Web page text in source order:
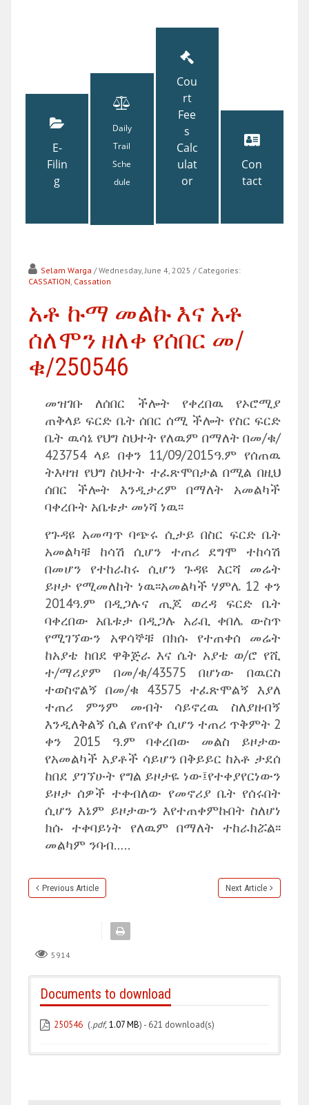
E-
Filin
g
Daily
Trail
Sche
dule
Cou
rt
Fee
s
Calc
ulat
or
Con
tact
Selam Warga / Wednesday, June 4, 2025 / Categories:
CASSATION, Cassation
አቶ ኩማ መልኩ እና አቶ
ሰለሞን ዘለቀ የሰበር መ/
ቁ/250546
መዝገቡ ለሰበር ችሎት የቀረበዉ የኦሮሚያ
ጠቅላይ ፍርድ ቤት ሰበር ሰሚ ችሎት የስር ፍርድ
ቤት ዉሳኔ የህግ ስህተት የለዉም በማለት በመ/ቁ/
423754 ላይ በቀን 11/09/2015ዓ.ም የሰጠዉ
ትእዛዝ የህግ ስህተት ተፈጽሞበታል በሚል በዚህ
ሰበር ችሎት እንዲታረም በማለት አመልካች
ባቀረቡት አቤቱታ መነሻ ነዉ፡፡
የጉዳዩ አመጣጥ ባጭሩ ሲታይ በስር ፍርድ ቤት
አመልካቹ ከሳሽ ሲሆን ተጠሪ ደግሞ ተከሳሽ
በመሆን የተከራከሩ ሲሆን ጉዳዩ እርሻ መሬት
ይዞታ የሚመለከት ነዉ፡፡አመልካች ሃምሌ 12 ቀን
2014ዓ.ም በዲጋሉና ጢጆ ወረዳ ፍርድ ቤት
ባቀረበው አቤቱታ በዲጋሉ አራቢ ቀበሌ ውስጥ
የሚገኘውን አዋሳኞቹ በክሱ የተጠቀሰ መሬት
ከአያቴ ከበደ ዋቅጅራ እና ሴት አያቴ ወ/ሮ የሺ
ተ/ማሪያም በመ/ቁ/43575 በሆነው በዉርስ
ተወስኖልኝ በመ/ቁ 43575 ተፈጽሞልኝ እያለ
ተጠሪ ምንም መብት ሳይኖረዉ ስለያዘብኝ
እንዲለቅልኝ ሲል የጠየቀ ሲሆን ተጠሪ ጥቅምት 2
ቀን 2015 ዓ.ም ባቀረበው መልስ ይዞታው
የአመልካች አያቶች ሳይሆን በቅይይር ከአቶ ታደሰ
ከበደ ያገኘሁት የግል ይዞታዬ ነው፤የተቀያየርነውን
ይዞታ ሰዎች ተቀብለው የመኖሪያ ቤት የሰሩበት
ሲሆን እኔም ይዞታውን እየተጠቀምኩበት ስለሆነ
ክሱ ተቀባይነት የለዉም በማለት ተከራክሯል፡፡
መልካም ንባብ…..
Previous Article Next Article
5914
Documents to download
250546 (.pdf,1.07 MB) - 621 download(s)